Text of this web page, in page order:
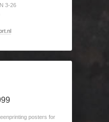
3-26
posters for